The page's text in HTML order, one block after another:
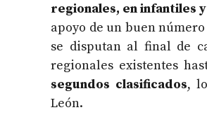
regionales, en infantiles
apoyo de un buen
se disputan al final de
regionales existentes
segundos clasificados,
León.